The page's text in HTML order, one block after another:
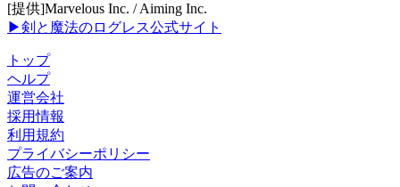
[提供]Marvelous Inc. / Aiming Inc.
▶剣と魔法のログレス公式サイト
トップ
ヘルプ
運営会社
採用情報
利用規約
プライバシーポリシー
広告のご案内